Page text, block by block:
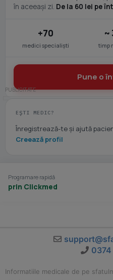
în aceeași zi. De la 60 lei pe
+70
medici specialiști
~
timp
Pune o
EȘTI MEDIC?
Înregistrează-te și ajută
Creează profil
Programare rapidă
prin Clickmed
Informatiile medicale de pe